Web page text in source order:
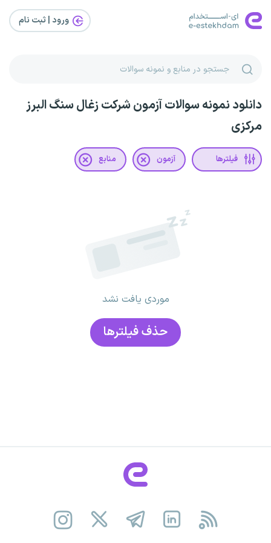
ورود | ثبت‌ نام
دانلود نمونه سوالات آزمون شرکت زغال سنگ البرز
مرکزی
فیلترها آزمون منابع
موردی یافت نشد
حذف فیلتر‌ها